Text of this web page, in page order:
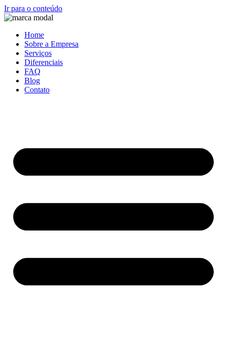
Ir para o conteúdo
Home
Sobre a Empresa
Serviços
Diferenciais
FAQ
Blog
Contato